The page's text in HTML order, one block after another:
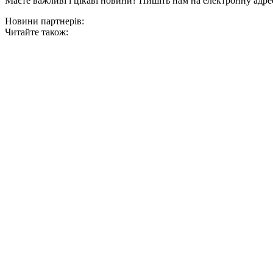
Новини партнерів:
Читайте також: